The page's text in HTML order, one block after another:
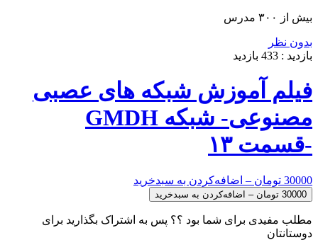
بیش از ۳۰۰ مدرس
بدون نظر
بازدید : 433 بازدید
فیلم آموزش شبکه های عصبی
مصنوعی- شبکه GMDH
-قسمت ۱۳
30000 تومان – اضافه‌کردن به سبدخرید
مطلب مفیدی برای شما بود ؟؟ پس به اشتراک بگذارید برای
دوستانتان